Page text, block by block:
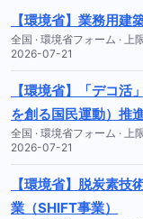
【環境省】業務用建
全国 · 環境省フォーム ·
2026-07-21
【環境省】「デコ
を創る国民運動）推
全国 · 環境省フォーム ·
2026-07-21
【環境省】脱炭素
業（SHIFT事業）